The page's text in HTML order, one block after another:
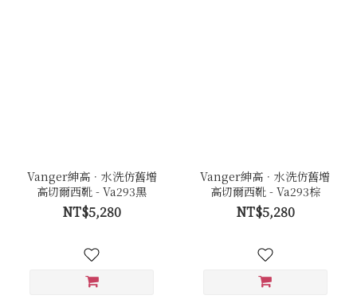
Vanger紳高．水洗仿舊增
高切爾西靴 - Va293黑
NT$5,280
Vanger紳高．水洗仿舊增
高切爾西靴 - Va293棕
NT$5,280